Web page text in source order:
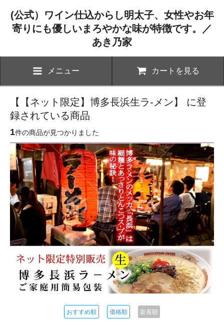
(公式）ワイン仕込からし明太子、女性やお年
寄りにも優しいまろやかな味が特徴です。／
あき乃家
メニュー カートを見る
【【ネット限定】博多長浜生ラ-メン】 に登
録されている商品
1件の商品が見つかりました
おすすめ順 価格順 新着順